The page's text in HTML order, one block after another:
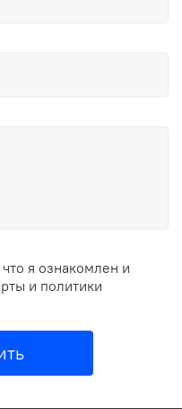
я ознакомлен и
и политики